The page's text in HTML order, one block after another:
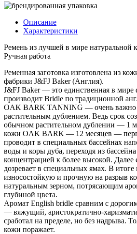
Описание
Характеристики
Ремень из лучшей в мире натуральной
Ручная работа
Ременная заготовка изготовлена из
фабрики J&FJ Baker (Англия).
J&FJ Baker — это единственная в мире
производит Bridle по традиционной
OAK BARK TANNING — очень важно
растительным дублением. Ведь срок
обычном растительном дублении — 1
кожи OAK BARK — 12 месяцев —
проводит в специальных бассейнах
воды и коры дуба, переходя из
концентрацией к более высокой. Далее
дозревает в специальных ямах. В
износостойкую и прочную на разрыв
натуральным зерном, потрясающим
глубиной цвета.
Аромат English bridle сравним с
— вяжущий, аристократично-
сработал на пределе, но без надрыва.
кожи поражает.